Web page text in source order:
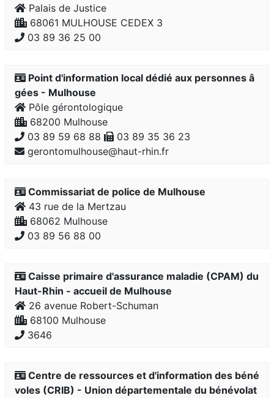
Palais de Justice
68061 MULHOUSE CEDEX 3
03 89 36 25 00
Point d'information local dédié aux personnes â
gées - Mulhouse
Pôle gérontologique
68200 Mulhouse
03 89 59 68 88
03 89 35 36 23
gerontomulhouse@haut-rhin.fr
Commissariat de police de Mulhouse
43 rue de la Mertzau
68062 Mulhouse
03 89 56 88 00
Caisse primaire d'assurance maladie (CPAM) du
Haut-Rhin - accueil de Mulhouse
26 avenue Robert-Schuman
68100 Mulhouse
3646
Centre de ressources et d'information des béné
voles (CRIB) - Union départementale du bénévolat